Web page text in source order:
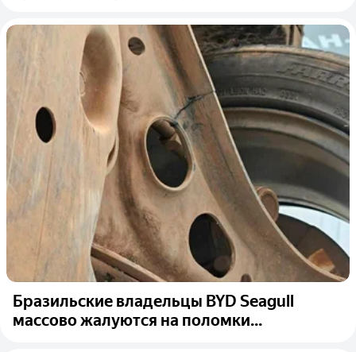
Бразильские владельцы BYD Seagull
массово жалуются на поломки...